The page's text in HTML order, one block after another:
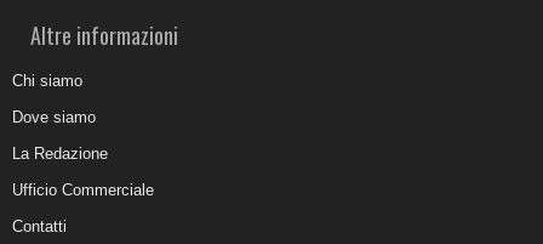
Altre informazioni
Chi siamo
Dove siamo
La Redazione
Ufficio Commerciale
Contatti